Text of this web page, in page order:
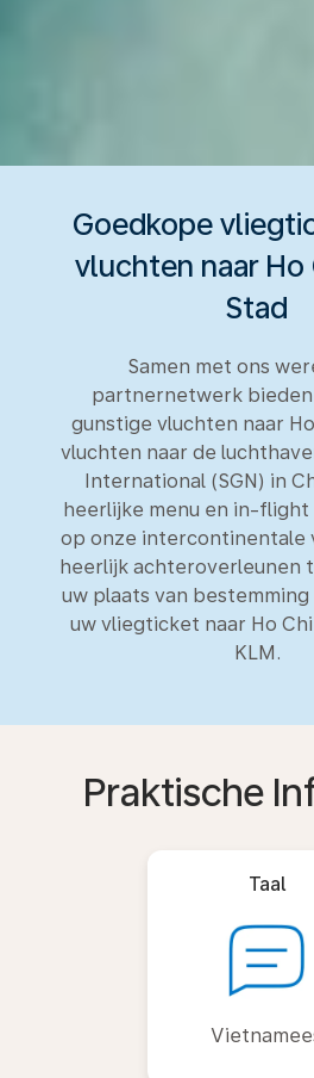
Goedkope
vluchten naar Ho
Stad
Samen met ons
partnernetwerk bieden
gunstige vluchten naar
vluchten naar de
International (SGN) in
heerlijke menu en in-
op onze intercontinentale
heerlijk achteroverleunen
uw plaats van
uw vliegticket naar Ho
KLM.
Praktische
Taal